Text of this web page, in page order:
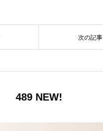
次の記事
489 NEW!